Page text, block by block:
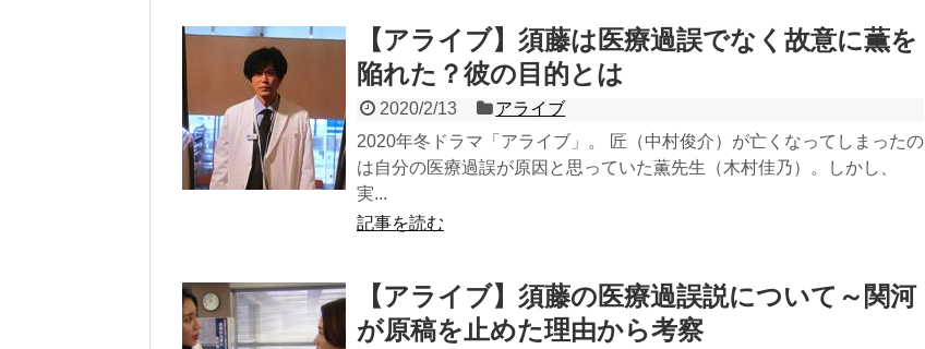
【アライブ】須藤は医療過誤でなく故意に薫を
陥れた？彼の目的とは
2020/2/13
アライブ
2020年冬ドラマ「アライブ」。 匠（中村俊介）が亡くなってしまったの
は自分の医療過誤が原因と思っていた薫先生（木村佳乃）。しかし、
実...
記事を読む
【アライブ】須藤の医療過誤説について～関河
が原稿を止めた理由から考察